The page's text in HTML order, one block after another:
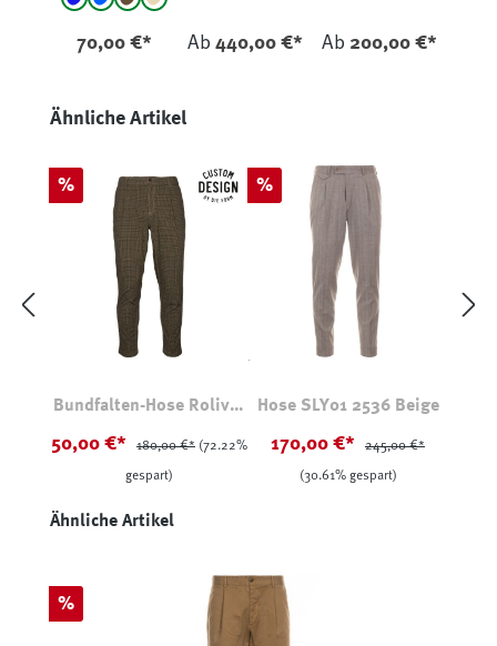
Set
Blaublau - gemustert
braunbeige
70,00 €* Ab 440,00 €* Ab 200,00 €*
Produktgalerie überspringen
Ähnliche Artikel
Rabatt
%
Bundfalten-Hose Roliver
50,00 €* 180,00 €* (72.22%
gespart)
Rabatt
%
Hose SLY01 2536 Beige
170,00 €* 245,00 €*
(30.61% gespart)
Produktgalerie überspringen
Ähnliche Artikel
Rabatt
%